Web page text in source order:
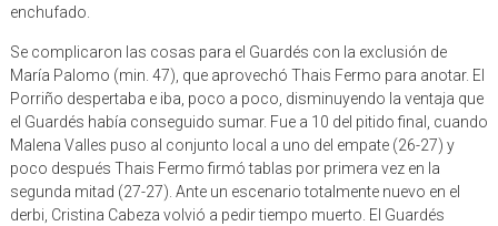
enchufado.
Se complicaron las cosas para el Guardés con la exclusión de
María Palomo (min. 47), que aprovechó Thais Fermo para anotar. El
Porriño despertaba e iba, poco a poco, disminuyendo la ventaja que
el Guardés había conseguido sumar. Fue a 10 del pitido final, cuando
Malena Valles puso al conjunto local a uno del empate (26-27) y
poco después Thais Fermo firmó tablas por primera vez en la
segunda mitad (27-27). Ante un escenario totalmente nuevo en el
derbi, Cristina Cabeza volvió a pedir tiempo muerto. El Guardés